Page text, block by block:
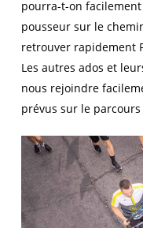
pourra-t-on
pousseur sur le
retrouver rapidement
Les autres ados et
nous rejoindre
prévus sur le parcours